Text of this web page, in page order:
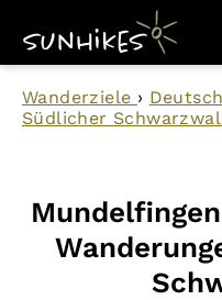
WANDERZIELE
WANDERUNGEN
ENTDECKEN
Wanderziele ›
Südlicher